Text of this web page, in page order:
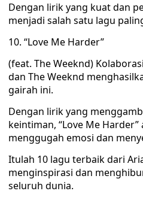
Dengan lirik yang kuat dan
menjadi salah satu lagu
10. “Love Me Harder”
(feat. The Weeknd)
dan The Weeknd
gairah ini.
Dengan lirik yang
keintiman, “Love Me
menggugah emosi dan
Itulah 10 lagu terbaik dari
menginspirasi dan
seluruh dunia.